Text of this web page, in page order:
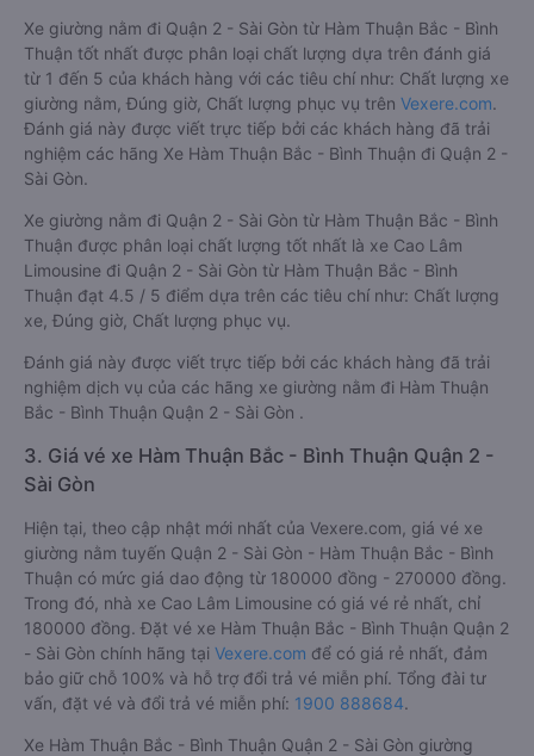
Xe giường nằm đi Quận 2 - Sài Gòn từ Hàm Thuận Bắc - Bình
Thuận tốt nhất được phân loại chất lượng dựa trên đánh giá
từ 1 đến 5 của khách hàng với các tiêu chí như: Chất lượng xe
giường nằm, Đúng giờ, Chất lượng phục vụ trên Vexere.com.
Đánh giá này được viết trực tiếp bởi các khách hàng đã trải
nghiệm các hãng Xe Hàm Thuận Bắc - Bình Thuận đi Quận 2 -
Sài Gòn.
Xe giường nằm đi Quận 2 - Sài Gòn từ Hàm Thuận Bắc - Bình
Thuận được phân loại chất lượng tốt nhất là xe Cao Lâm
Limousine đi Quận 2 - Sài Gòn từ Hàm Thuận Bắc - Bình
Thuận đạt 4.5 / 5 điểm dựa trên các tiêu chí như: Chất lượng
xe, Đúng giờ, Chất lượng phục vụ.
Đánh giá này được viết trực tiếp bởi các khách hàng đã trải
nghiệm dịch vụ của các hãng xe giường nằm đi Hàm Thuận
Bắc - Bình Thuận Quận 2 - Sài Gòn .
3. Giá vé xe Hàm Thuận Bắc - Bình Thuận Quận 2 -
Sài Gòn
Hiện tại, theo cập nhật mới nhất của Vexere.com, giá vé xe
giường nằm tuyến Quận 2 - Sài Gòn - Hàm Thuận Bắc - Bình
Thuận có mức giá dao động từ 180000 đồng - 270000 đồng.
Trong đó, nhà xe Cao Lâm Limousine có giá vé rẻ nhất, chỉ
180000 đồng. Đặt vé xe Hàm Thuận Bắc - Bình Thuận Quận 2
- Sài Gòn chính hãng tại Vexere.com để có giá rẻ nhất, đảm
bảo giữ chỗ 100% và hỗ trợ đổi trả vé miễn phí. Tổng đài tư
vấn, đặt vé và đổi trả vé miễn phí: 1900 888684.
Xe Hàm Thuận Bắc - Bình Thuận Quận 2 - Sài Gòn giường